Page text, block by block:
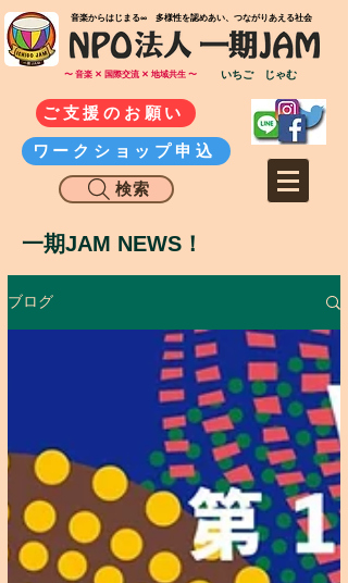
​音楽からはじまる∞ 多様性を認めあい、つながりあえる社会
〜 音楽 ✕ 国際交流 ✕ 地域共生 〜 いちご じゃむ
ご支援のお願い
ワークショップ申込
検索
一期JAM NEWS！
ブログ